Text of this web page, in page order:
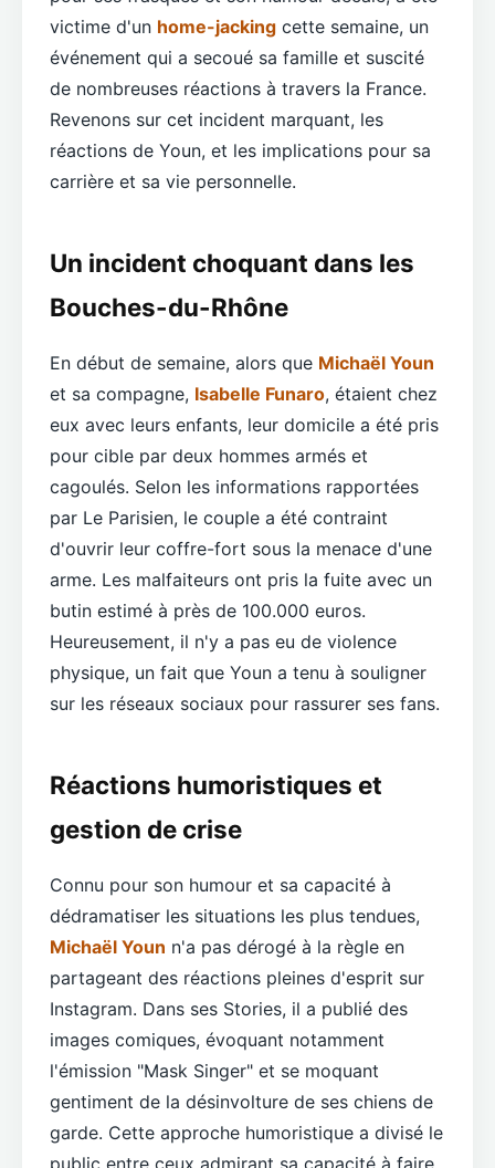
victime d'un home-jacking cette semaine, un
événement qui a secoué sa famille et suscité
de nombreuses réactions à travers la France.
Revenons sur cet incident marquant, les
réactions de Youn, et les implications pour sa
carrière et sa vie personnelle.
Un incident choquant dans les
Bouches-du-Rhône
En début de semaine, alors que Michaël Youn
et sa compagne, Isabelle Funaro, étaient chez
eux avec leurs enfants, leur domicile a été pris
pour cible par deux hommes armés et
cagoulés. Selon les informations rapportées
par Le Parisien, le couple a été contraint
d'ouvrir leur coffre-fort sous la menace d'une
arme. Les malfaiteurs ont pris la fuite avec un
butin estimé à près de 100.000 euros.
Heureusement, il n'y a pas eu de violence
physique, un fait que Youn a tenu à souligner
sur les réseaux sociaux pour rassurer ses fans.
Réactions humoristiques et
gestion de crise
Connu pour son humour et sa capacité à
dédramatiser les situations les plus tendues,
Michaël Youn n'a pas dérogé à la règle en
partageant des réactions pleines d'esprit sur
Instagram. Dans ses Stories, il a publié des
images comiques, évoquant notamment
l'émission "Mask Singer" et se moquant
gentiment de la désinvolture de ses chiens de
garde. Cette approche humoristique a divisé le
public entre ceux admirant sa capacité à faire